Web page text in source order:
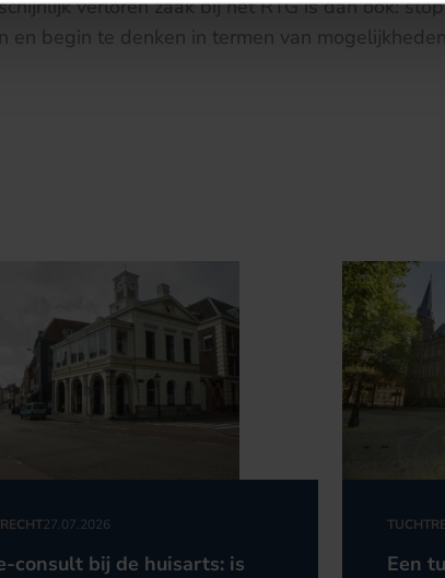
verloren zaak bij het RTG is dan ook:
en begin te denken in termen van
27.07.2026
consult bij de huisarts: is
Een